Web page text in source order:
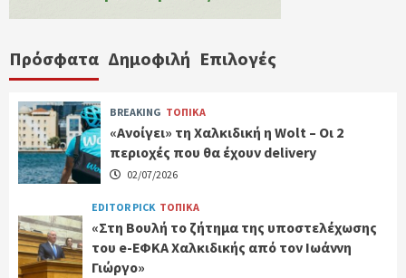
Πρόσφατα Δημοφιλή Επιλογές
BREAKING ΤΟΠΙΚΑ
«Ανοίγει» τη Χαλκιδική η Wolt – Οι 2
περιοχές που θα έχουν delivery
02/07/2026
EDITOR PICK ΤΟΠΙΚΑ
«Στη Βουλή το ζήτημα της υποστελέχωσης
του e-ΕΦΚΑ Χαλκιδικής από τον Ιωάννη
Γιώργο»